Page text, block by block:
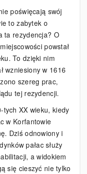
poświęcają swój
to zabytek o
ta rezydencja? O
powstał
To dzięki nim
wzniesiony w 1616
szereg prac,
tej rezydencji.
tych XX wieku, kiedy
w Korfantowie
Dziś odnowiony i
pałac służy
a widokiem
się cieszyć nie tylko